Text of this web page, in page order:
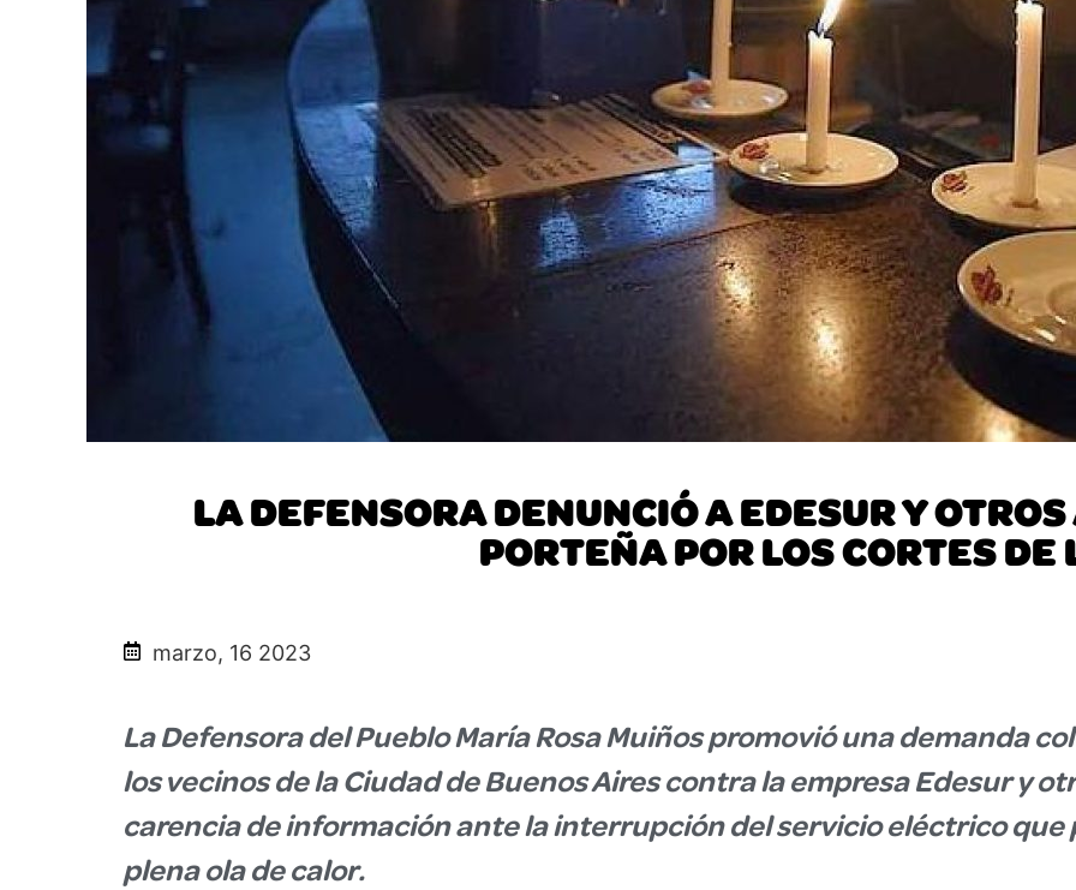
LA DEFENSORA DENUNCIÓ A EDESUR Y
PORTEÑA POR LOS CORTES DE
marzo, 16 2023
La Defensora del Pueblo María Rosa Muiños promovió una demanda
los vecinos de la Ciudad de Buenos Aires contra la empresa Edesur y
carencia de información ante la interrupción del servicio eléctrico que
plena ola de calor.